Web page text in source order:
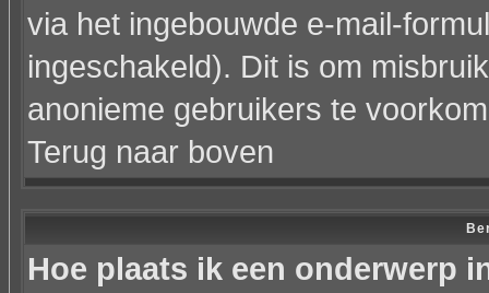
via het ingebouwde e-mail-
ingeschakeld). Dit is om
anonieme gebruikers te
Terug naar boven
Hoe plaats ik een onderwerp